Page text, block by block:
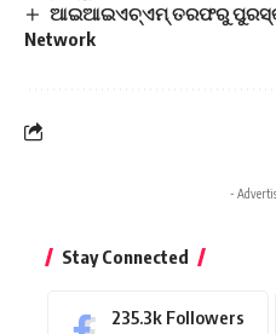
ଆଇଆଇଏଚ୍‌ଏମ୍‌ ତରଫରୁ
Network
-
Stay Connected
235.3k Followers